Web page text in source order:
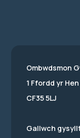
Ombwdsmon
1 Ffordd yr
CF35 5LJ
Gallwch